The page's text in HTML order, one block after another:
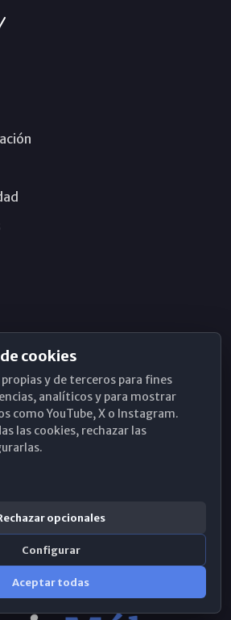
cookies
y de terceros para fines
analíticos y para mostrar
como YouTube, X o Instagram.
las cookies, rechazar las
opcionales
Configurar
Aceptar todas